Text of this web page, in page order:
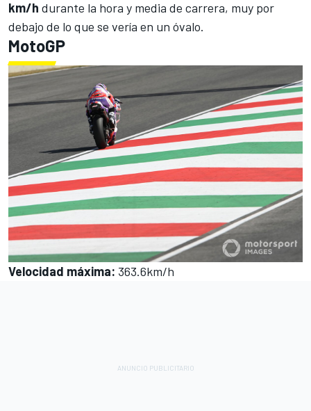
km/h durante la hora y media de carrera, muy por
debajo de lo que se vería en un óvalo.
MotoGP
Velocidad máxima: 363.6km/h